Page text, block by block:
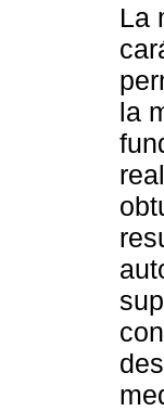
La
la